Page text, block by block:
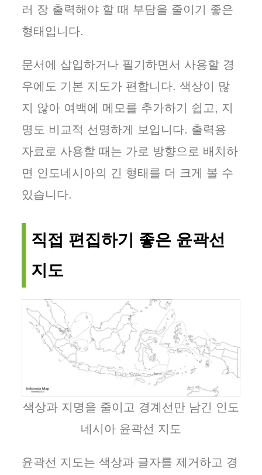
러 장 출력해야 할 때 부담을 줄이기 좋은
형태입니다.
문서에 삽입하거나 필기하면서 사용할 경
우에도 기본 지도가 편합니다. 색상이 많
지 않아 여백에 메모를 추가하기 쉽고, 지
명도 비교적 선명하게 보입니다. 출력용
자료로 사용할 때는 가로 방향으로 배치하
면 인도네시아의 긴 형태를 더 크게 볼 수
있습니다.
직접 편집하기 좋은 윤곽선
지도
색상과 지명을 줄이고 경계선만 남긴 인도
네시아 윤곽선 지도
윤곽선 지도는 색상과 글자를 제거하고 경